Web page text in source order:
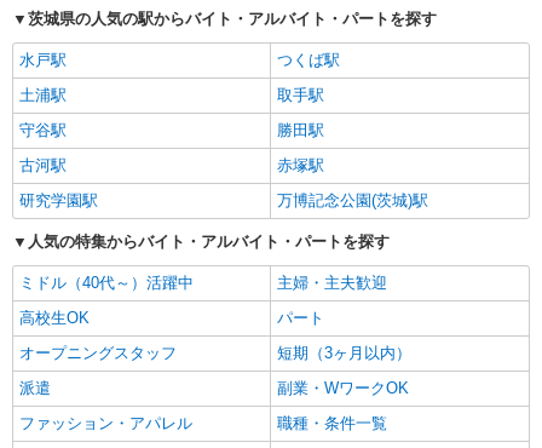
茨城県の人気の駅からバイト・アルバイト・パートを探す
水戸駅
つくば駅
土浦駅
取手駅
守谷駅
勝田駅
古河駅
赤塚駅
研究学園駅
万博記念公園(茨城)駅
人気の特集からバイト・アルバイト・パートを探す
ミドル（40代～）活躍中
主婦・主夫歓迎
高校生OK
パート
オープニングスタッフ
短期（3ヶ月以内）
派遣
副業・WワークOK
ファッション・アパレル
職種・条件一覧